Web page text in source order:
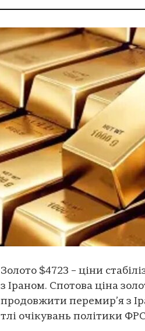
Золото $4723 – ціни
з Іраном. Спотова ціна
продовжити перемир’я з
тлі очікувань політики